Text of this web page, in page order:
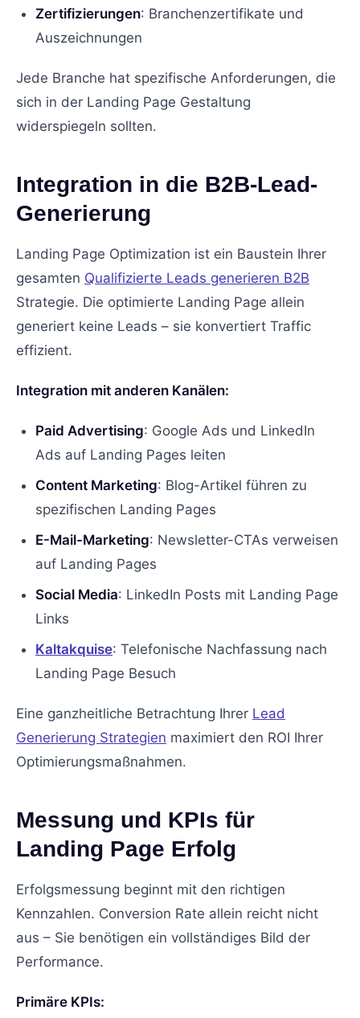
Zertifizierungen: Branchenzertifikate und
Auszeichnungen
Jede Branche hat spezifische Anforderungen, die
sich in der Landing Page Gestaltung
widerspiegeln sollten.
Integration in die B2B-Lead-
Generierung
Landing Page Optimization ist ein Baustein Ihrer
gesamten Qualifizierte Leads generieren B2B
Strategie. Die optimierte Landing Page allein
generiert keine Leads – sie konvertiert Traffic
effizient.
Integration mit anderen Kanälen:
Paid Advertising: Google Ads und LinkedIn
Ads auf Landing Pages leiten
Content Marketing: Blog-Artikel führen zu
spezifischen Landing Pages
E-Mail-Marketing: Newsletter-CTAs verweisen
auf Landing Pages
Social Media: LinkedIn Posts mit Landing Page
Links
Kaltakquise: Telefonische Nachfassung nach
Landing Page Besuch
Eine ganzheitliche Betrachtung Ihrer Lead
Generierung Strategien maximiert den ROI Ihrer
Optimierungsmaßnahmen.
Messung und KPIs für
Landing Page Erfolg
Erfolgsmessung beginnt mit den richtigen
Kennzahlen. Conversion Rate allein reicht nicht
aus – Sie benötigen ein vollständiges Bild der
Performance.
Primäre KPIs: